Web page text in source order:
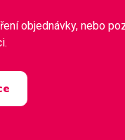
objednávky, nebo